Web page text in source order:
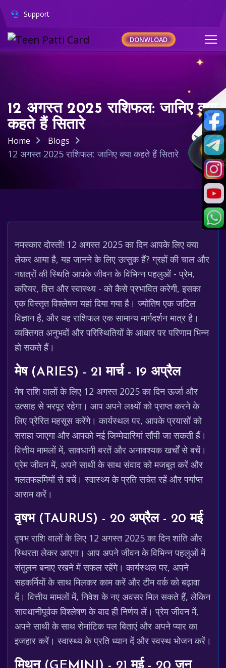
Support
DONWLOAD
12 अगस्त 2025 राशिफल: जानिए क्या
कहते हैं सितारे
Home Blogs
12 अगस्त 2025 राशिफल: जानिए क्या कहते हैं सितारे
नमस्कार दोस्तों! 12 अगस्त 2025 का दिन आपके लिए क्या
लेकर आया है, यह जानने के लिए उत्सुक हैं? ग्रहों की चाल और
नक्षत्रों की स्थिति आपके जीवन के विभिन्न पहलुओं - प्रेम,
करियर, वित्त और स्वास्थ्य - को कैसे प्रभावित करेगी, इसका
एक विस्तृत विश्लेषण यहां दिया गया है। ज्योतिष एक जटिल
विज्ञान है, और यह राशिफल एक सामान्य मार्गदर्शन मात्र है।
व्यक्तिगत अनुभवों और परिस्थितियों के आधार पर परिणाम भिन्न
हो सकते हैं।
मेष (ARIES) - 21 मार्च - 19 अप्रैल
मेष राशि वालों के लिए 12 अगस्त 2025 का दिन ऊर्जा और
उत्साह से भरपूर रहेगा। आप अपने लक्ष्यों को प्राप्त करने के
लिए प्रेरित महसूस करेंगे। कार्यस्थल पर, आपके प्रयासों को
सराहा जाएगा और आपको नई जिम्मेदारियां सौंपी जा सकती हैं।
वित्तीय मामलों में, सावधानी बरतें और अनावश्यक खर्चों से बचें।
प्रेम जीवन में, अपने साथी के साथ संवाद को मजबूत करें और
गलतफहमियों से बचें। स्वास्थ्य के प्रति सचेत रहें और पर्याप्त
आराम करें।
वृषभ (TAURUS) - 20 अप्रैल - 20 मई
वृषभ राशि वालों के लिए 12 अगस्त 2025 का दिन शांति और
स्थिरता लेकर आएगा। आप अपने जीवन के विभिन्न पहलुओं में
संतुलन बनाए रखने में सफल रहेंगे। कार्यस्थल पर, अपने
सहकर्मियों के साथ मिलकर काम करें और टीम वर्क को बढ़ावा
दें। वित्तीय मामलों में, निवेश के नए अवसर मिल सकते हैं, लेकिन
सावधानीपूर्वक विश्लेषण के बाद ही निर्णय लें। प्रेम जीवन में,
अपने साथी के साथ रोमांटिक पल बिताएं और अपने प्यार का
इजहार करें। स्वास्थ्य के प्रति ध्यान दें और स्वस्थ भोजन करें।